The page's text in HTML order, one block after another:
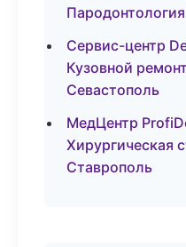
Сервис-центр
Кузовной
Севастополь
МедЦентр
Хирургическая
Ставрополь